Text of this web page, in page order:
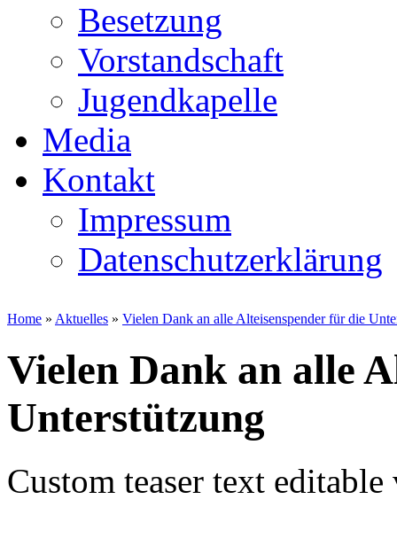
Besetzung
Vorstandschaft
Jugendkapelle
Media
Kontakt
Impressum
Datenschutzerklärung
Home » Aktuelles » Vielen Dank an alle Alteisenspender für die
Vielen Dank an alle
Unterstützung
Custom teaser text